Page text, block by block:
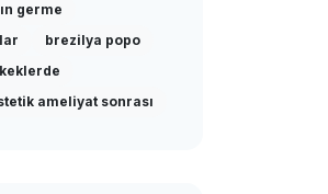
germe
brezilya popo
ameliyat sonrası